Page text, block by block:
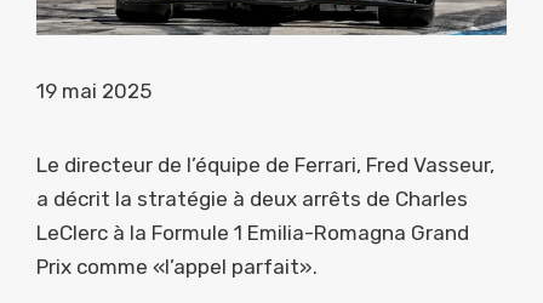
19 mai 2025
Le directeur de l’équipe de Ferrari, Fred Vasseur,
a décrit la stratégie à deux arrêts de Charles
LeClerc à la Formule 1 Emilia-Romagna Grand
Prix comme «l’appel parfait».